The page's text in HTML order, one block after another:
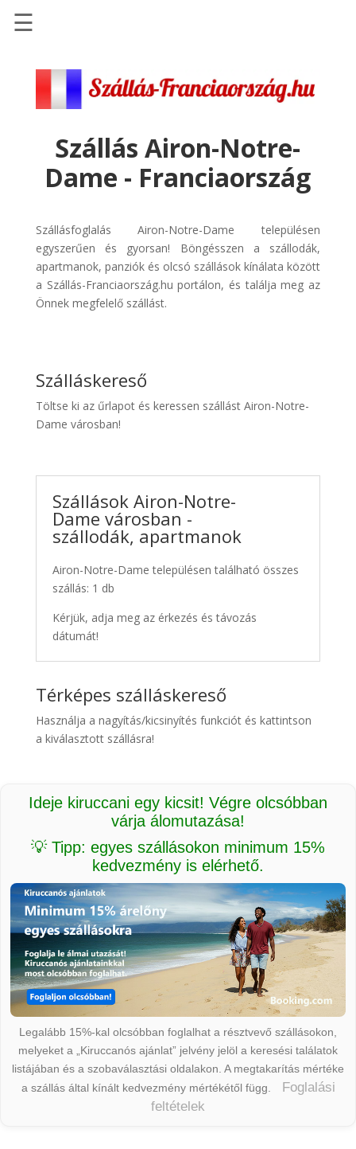
Szállások
Repülőjegy
pénzvisszatérítéssel
Discover
Cars
Transzfer
☰
Szállás Airon-Notre-
Dame - Franciaország
Szállásfoglalás Airon-Notre-Dame településen
egyszerűen és gyorsan! Böngésszen a szállodák,
apartmanok, panziók és olcsó szállások kínálata között
a Szállás-Franciaország.hu portálon, és találja meg az
Önnek megfelelő szállást.
Szálláskereső
Töltse ki az űrlapot és keressen szállást Airon-Notre-
Dame városban!
Szállások Airon-Notre-
Dame városban -
szállodák, apartmanok
Airon-Notre-Dame településen található összes
szállás: 1 db
Kérjük, adja meg az érkezés és távozás
dátumát!
Térképes szálláskereső
Használja a nagyítás/kicsinyítés funkciót és kattintson
a kiválasztott szállásra!
Ideje kiruccani egy kicsit! Végre olcsóbban
várja álomutazása!
💡 Tipp: egyes szállásokon minimum 15%
kedvezmény is elérhető.
Legalább 15%-kal olcsóbban foglalhat a résztvevő szállásokon,
melyeket a „Kiruccanós ajánlat” jelvény jelöl a keresési találatok
listájában és a szobaválasztási oldalakon. A megtakarítás mértéke
a szállás által kínált kedvezmény mértékétől függ.
Foglalási
feltételek